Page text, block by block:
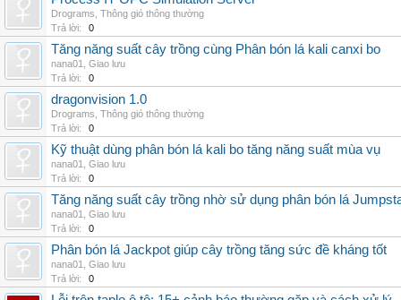
Drograms Thông gió thông thường
Trả lời:
0
Tăng năng suất cây trồng cùng Phân bón lá kali canxi bo
nana01
Giao lưu
Trả lời:
0
dragonvision 1.0
Drograms Thông gió thông thường
Trả lời:
0
Kỹ thuật dùng phân bón lá kali bo tăng năng suất mùa vụ
nana01
Giao lưu
Trả lời:
0
Tăng năng suất cây trồng nhờ sử dụng phân bón lá
nana01
Giao lưu
Trả lời:
0
Phân bón lá Jackpot giúp cây trồng tăng sức đề kháng tốt
nana01
Giao lưu
Trả lời:
0